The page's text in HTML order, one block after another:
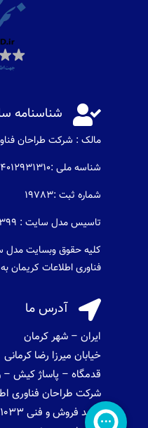
 شناسنامه
مالک : شرکت طراحان
شناسه ملی :14012931310
شماره ثبت :19783
تاسیس مدل سایت : 1399
کلیه حقوق وبسایت مدل
فناوری اطلاعات کریمان به شماره
 آدرس ما
ایران – شهر کرمان
خیابان میرزا رضا کرمانی
قدمگاه – پاساژ کیش –
شرکت طراحان فناوری
واحد فروش و فنی 09017601033